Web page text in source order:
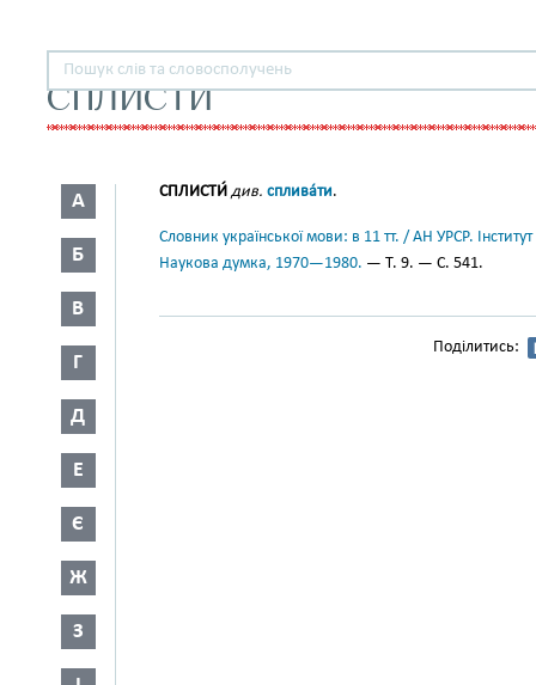
СПЛИСТИ
А
Б
В
Г
Д
Е
Є
Ж
З
СПЛИСТИ́ див. сплива́ти.
Словник української мови: в 11 тт. / АН УРСР.
Наукова думка, 1970—1980. — Т. 9. — С. 541.
Поділитись: